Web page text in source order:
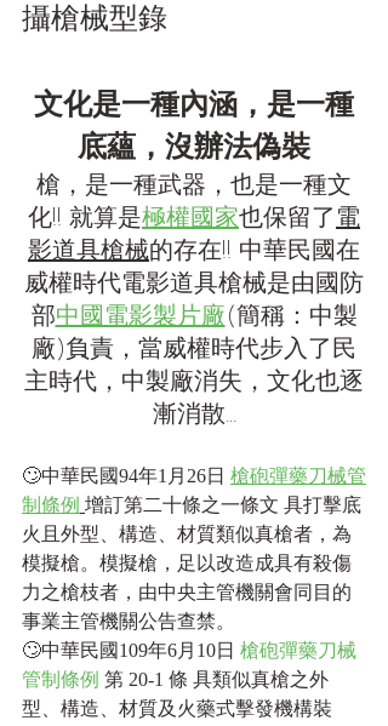
攝槍械型錄
文化是一種內涵，是一種
底蘊，沒辦法偽裝
槍，是一種武器，也是一種文
化!! 就算是極權國家也保留了 電
影道具槍械的存在!! 中華民國在
威權時代電影道具槍械是由國防
部中國電影製片廠 (簡稱：中製
廠)負責，當威權時代步入了民
主時代，中製廠消失，文化也逐
漸消散...
🙄中華民國94年1月26日 槍砲彈藥刀械管
制條例 增訂第二十條之一條文 具打擊底
火且外型、構造、材質類似真槍者，為
模擬槍。模擬槍，足以改造成具有殺傷
力之槍枝者，由中央主管機關會同目的
事業主管機關公告查禁。
🙄中華民國109年6月10日 槍砲彈藥刀械
管制條例 第 20-1 條 具類似真槍之外
型、構造、材質及火藥式擊發機構裝